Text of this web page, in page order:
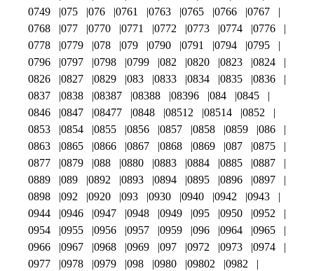
0749
075 076 0761 0763 0765 0766
0767
0768
077 0770 0771 0772 0773 0774
0776
0778
0779 078 079 0790 0791 0794
0795
0796
0797 0798 0799 082 0820 0823
0824
0826
0827 0829 083 0833 0834 0835
0836
0837
0838 08387 08388 08396 084
0845
0846
0847 08477 0848 08512 08514
0852
0853
0854 0855 0856 0857 0858 0859
086
0863
0865 0866 0867 0868 0869 087
0875
0877
0879 088 0880 0883 0884 0885
0887
0889
089 0892 0893 0894 0895 0896
0897
0898
092 0920 093 0930 0940 0942
0943
0944
0946 0947 0948 0949 095 0950
0952
0954
0955 0956 0957 0959 096 0964
0965
0966
0967 0968 0969 097 0972 0973
0974
0977
0978 0979 098 0980 09802
0982